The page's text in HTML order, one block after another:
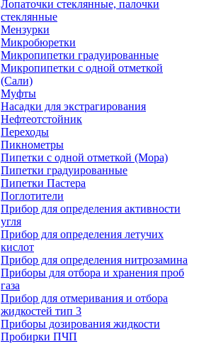
Лопаточки стеклянные, палочки
стеклянные
Мензурки
Микробюретки
Микропипетки градуированные
Микропипетки с одной отметкой
(Сали)
Муфты
Насадки для экстрагирования
Нефтеотстойник
Переходы
Пикнометры
Пипетки с одной отметкой (Мора)
Пипетки градуированные
Пипетки Пастера
Поглотители
Прибор для определения активности
угля
Прибор для определения летучих
кислот
Прибор для определения нитрозамина
Приборы для отбора и хранения проб
газа
Прибор для отмеривания и отбора
жидкостей тип 3
Приборы дозирования жидкости
Пробирки ПЧП